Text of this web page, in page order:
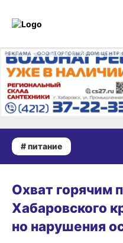
# питание
Охват горячим
Хабаровского
но нарушения